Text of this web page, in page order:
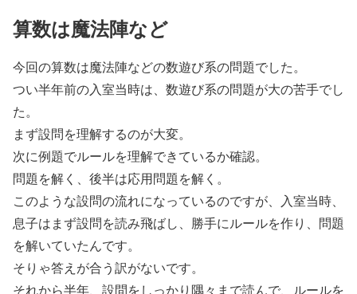
算数は魔法陣など
今回の算数は魔法陣などの数遊び系の問題でした。
つい半年前の入室当時は、数遊び系の問題が大の苦手でし
た。
まず設問を理解するのが大変。
次に例題でルールを理解できているか確認。
問題を解く、後半は応用問題を解く。
このような設問の流れになっているのですが、入室当時、
息子はまず設問を読み飛ばし、勝手にルールを作り、問題
を解いていたんです。
そりゃ答えが合う訳がないです。
それから半年、設問をしっかり隅々まで読んで、ルールを